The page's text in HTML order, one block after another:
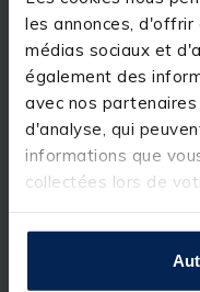
les annonces,
médias sociaux et
également des
avec nos
d'analyse, qui
informations que
collectées lors de
Remorque
Réference
Quantité: 1